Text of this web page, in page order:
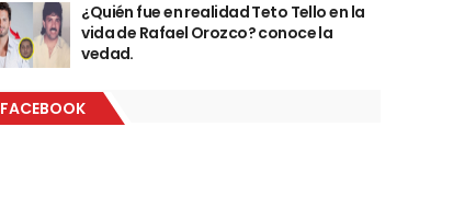
¿Quién fue en realidad Teto Tello en la
vida de Rafael Orozco? conoce la
vedad.
FACEBOOK